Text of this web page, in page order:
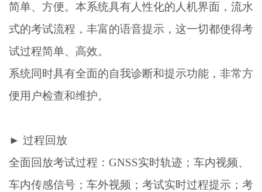
简单、方便。本系统具有人性化的人机界面，流水
式的考试流程，丰富的语音提示，这一切都使得考
试过程简单、高效。
系统同时具有全面的自我诊断和提示功能，非常方
便用户检查和维护。
► 过程回放
全面回放考试过程：GNSS实时轨迹；车内视频、
车内传感信号；车外视频；考试实时过程提示；考